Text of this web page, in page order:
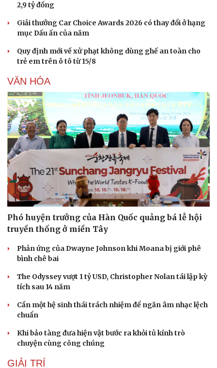
2,9 tỷ đồng
Giải thưởng Car Choice Awards 2026 có thay đổi ở hạng
mục Dấu ấn của năm
Quy định mới về xử phạt không dùng ghế an toàn cho
trẻ em trên ô tô từ 15/8
VĂN HÓA
Phó huyện trưởng của Hàn Quốc quảng bá lễ hội
truyền thống ở miền Tây
Phản ứng của Dwayne Johnson khi Moana bị giới phê
bình chê bai
The Odyssey vượt 1 tỷ USD, Christopher Nolan tái lập kỳ
tích sau 14 năm
Cần một hệ sinh thái trách nhiệm để ngăn âm nhạc lệch
chuẩn
Khi bảo tàng đưa hiện vật bước ra khỏi tủ kính trò
chuyện cùng công chúng
GIẢI TRÍ